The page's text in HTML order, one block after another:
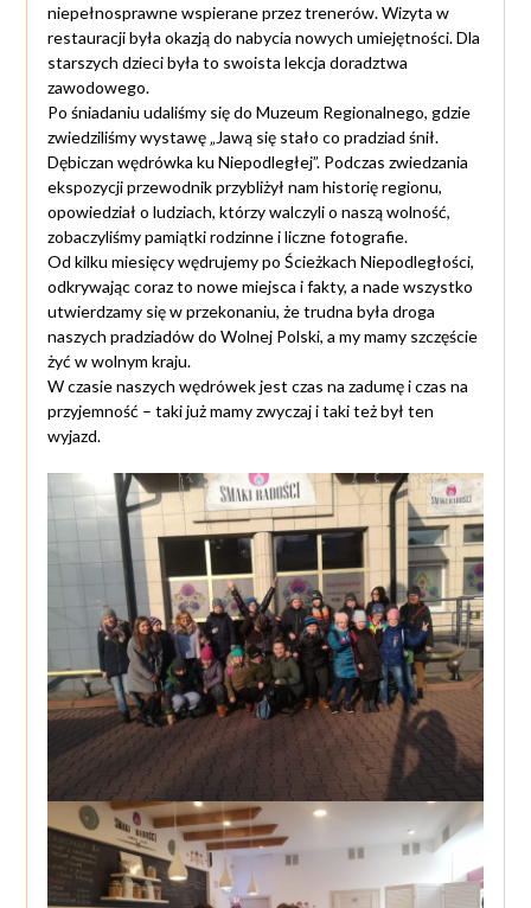
niepełnosprawne wspierane przez trenerów. Wizyta w
restauracji była okazją do nabycia nowych umiejętności. Dla
starszych dzieci była to swoista lekcja doradztwa
zawodowego.
Po śniadaniu udaliśmy się do Muzeum Regionalnego, gdzie
zwiedziliśmy wystawę „Jawą się stało co pradziad śnił.
Dębiczan wędrówka ku Niepodległej”. Podczas zwiedzania
ekspozycji przewodnik przybliżył nam historię regionu,
opowiedział o ludziach, którzy walczyli o naszą wolność,
zobaczyliśmy pamiątki rodzinne i liczne fotografie.
Od kilku miesięcy wędrujemy po Ścieżkach Niepodległości,
odkrywając coraz to nowe miejsca i fakty, a nade wszystko
utwierdzamy się w przekonaniu, że trudna była droga
naszych pradziadów do Wolnej Polski, a my mamy szczęście
żyć w wolnym kraju.
W czasie naszych wędrówek jest czas na zadumę i czas na
przyjemność – taki już mamy zwyczaj i taki też był ten
wyjazd.